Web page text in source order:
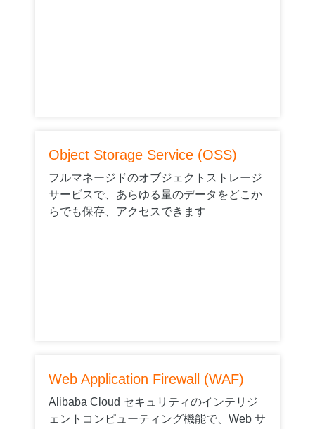
Object Storage Service (OSS)
フルマネージドのオブジェクトストレージ
サービスで、あらゆる量のデータをどこか
らでも保存、アクセスできます
Web Application Firewall (WAF)
Alibaba Cloud セキュリティのインテリジ
ェントコンピューティング機能で、Web サ